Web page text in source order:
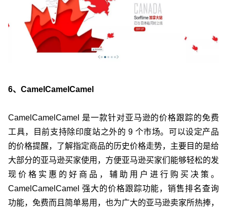
6、CamelCamelCamel
CamelCamelCamel 是一款针对亚马逊的价格跟踪的免费
工具，目前支持除印度站之外的 9 个市场。可以设定产品
的价格提醒，了解指定商品的历史价格走势，主要目的是给
大部分的亚马逊买家使用，方便亚马逊买家们能够轻松的发
现价格实惠的好商品，辅助用户进行购买决策。
CamelCamelCamel 强大的价格跟踪功能，销售排名查询
功能，免费而且简单易用，也为广大的亚马逊卖家所热捧，